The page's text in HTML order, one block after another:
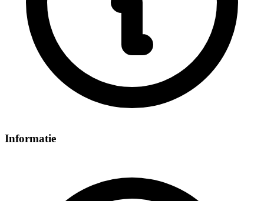
Informatie